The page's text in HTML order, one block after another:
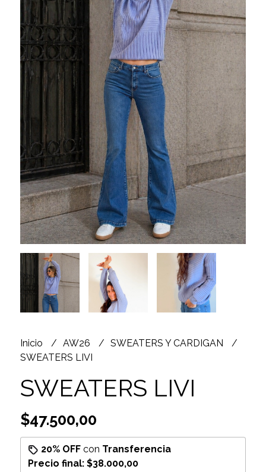
Inicio AW26
SWEATERS Y CARDIGAN
SWEATERS LIVI
SWEATERS LIVI
$47.500,00
20% OFFcon Transferencia
Precio final: $38.000,00